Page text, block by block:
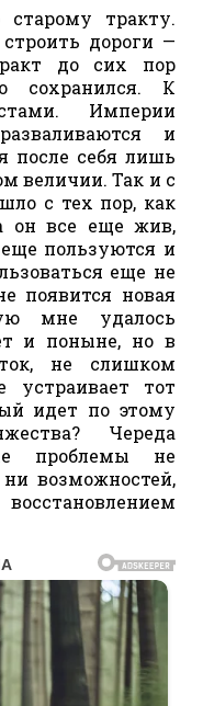
тракту.
дороги —
до сих пор
сохранился. К
Империи
и
после себя лишь
величии. Так и с
с тех пор, как
он все еще жив,
пользуются и
еще не
появится новая
мне удалось
и поныне, но в
не слишком
устраивает тот
идет по этому
Череда
проблемы не
возможностей,